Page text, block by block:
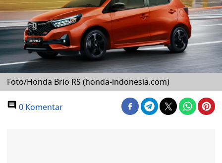
Foto/Honda Brio RS (honda-indonesia.com)
0 Komentar